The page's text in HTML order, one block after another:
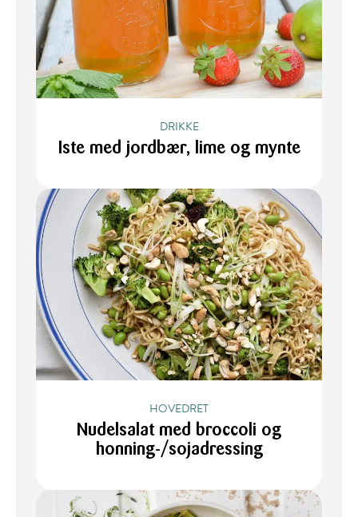
DRIKKE
Iste med jordbær, lime og mynte
HOVEDRET
Nudelsalat med broccoli og
honning-/sojadressing